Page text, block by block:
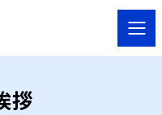
拶